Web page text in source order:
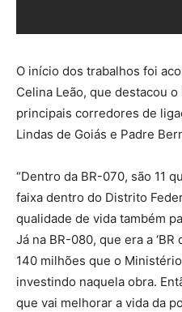
O início dos trabalhos foi
Celina Leão, que destacou
principais corredores de
Lindas de Goiás e Padre
“Dentro da BR-070, são 11
faixa dentro do Distrito
qualidade de vida também
Já na BR-080, que era a ‘BR
140 milhões que o
investindo naquela obra.
que vai melhorar a vida da